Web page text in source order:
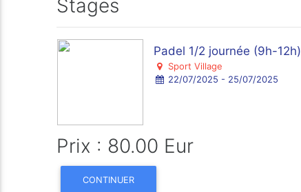
Stages
Padel 1/2 journée (9h-12h)
Sport Village
22/07/2025 - 25/07/2025
Prix : 80.00 Eur
CONTINUER